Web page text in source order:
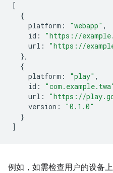
[
{
platform : "webapp" ,
id :
"https://
url :
"https://
},
{
platform : "play" ,
id :
url :
"https://
version :
"0.1.0"
}
]
例如，如需检查用户的设备